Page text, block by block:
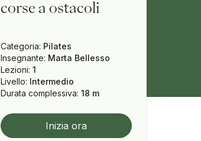
corse a ostacoli
Categoria: Pilates
Insegnante: Marta Bellesso
Lezioni: 1
Livello: Intermedio
Durata complessiva: 18 m
Inizia ora